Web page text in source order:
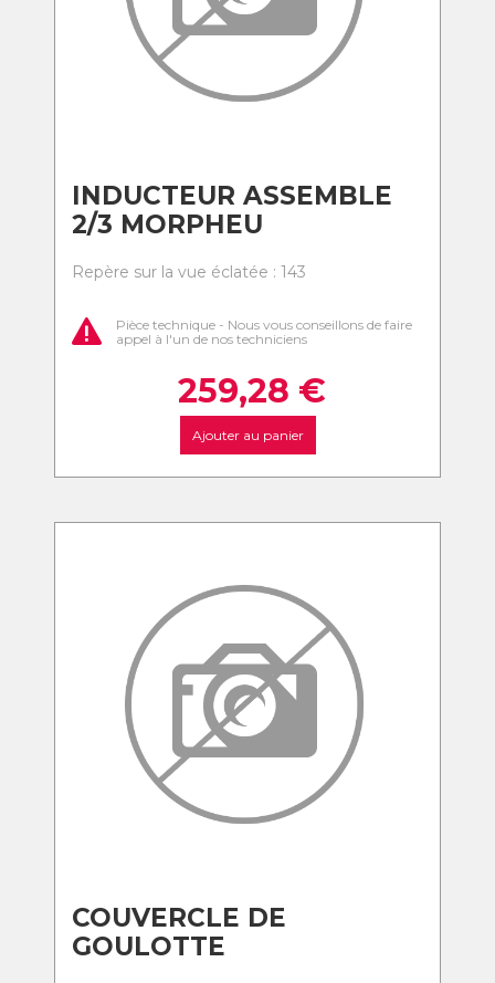
INDUCTEUR ASSEMBLE
2/3 MORPHEU
Repère sur la vue éclatée : 143
Pièce technique - Nous vous conseillons de faire
appel à l'un de nos techniciens
259,28 €
Ajouter au panier
COUVERCLE DE
GOULOTTE